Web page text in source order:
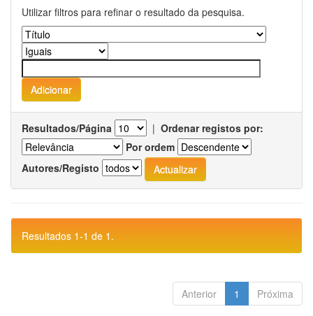
Utilizar filtros para refinar o resultado da pesquisa.
Resultados/Página | Ordenar registos por:
Por ordem
Autores/Registo
Resultados 1-1 de 1.
Anterior 1 Próxima